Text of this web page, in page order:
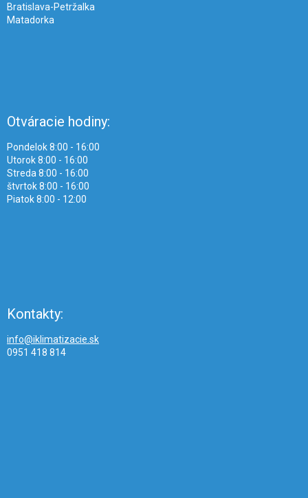
Bratislava-Petržalka
Matadorka
Otváracie hodiny:
Pondelok 8:00 - 16:00
Utorok 8:00 - 16:00
Streda 8:00 - 16:00
štvrtok 8:00 - 16:00
Piatok 8:00 - 12:00
Kontakty:
info@iklimatizacie.sk
0951 418 814